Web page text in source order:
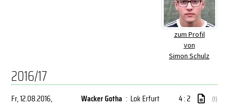
zum Profil
von
Simon Schulz
2016/17
Fr, 12.08.2016, Wacker Gotha : Lok Erfurt 4 : 2 (1)